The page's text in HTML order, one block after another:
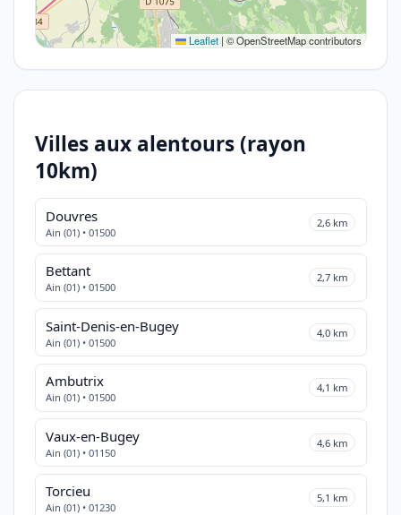
Leaflet | © OpenStreetMap contributors
Villes aux alentours (rayon
10km)
Douvres
Ain (01) • 01500
2,6 km
Bettant
Ain (01) • 01500
2,7 km
Saint-Denis-en-Bugey
Ain (01) • 01500
4,0 km
Ambutrix
Ain (01) • 01500
4,1 km
Vaux-en-Bugey
Ain (01) • 01150
4,6 km
Torcieu
Ain (01) • 01230
5,1 km